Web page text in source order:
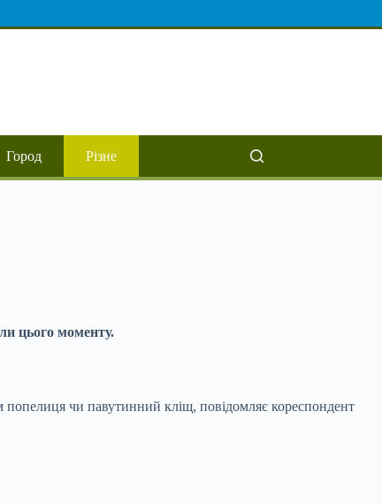
Город Різне
цього моменту.
чи павутинний кліщ, повідомляє кореспондент